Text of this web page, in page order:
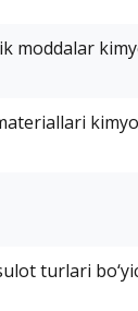
moddalar
turlari